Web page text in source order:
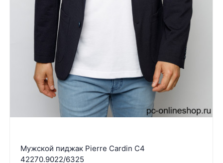
Мужской пиджак Pierre Cardin C4
42270.9022/6325